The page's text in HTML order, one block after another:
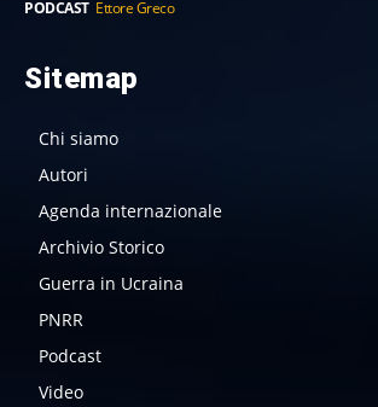
PODCAST Ettore Greco
Sitemap
Chi siamo
Autori
Agenda internazionale
Archivio Storico
Guerra in Ucraina
PNRR
Podcast
Video